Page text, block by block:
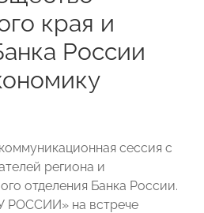
края и
России
сессия с
региона и
отделения Банка России.
РОССИИ» на встрече